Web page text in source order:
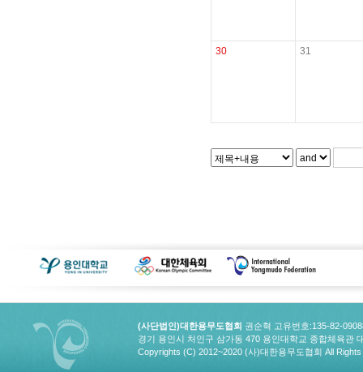
30 31
(사단법인)대한용무도협회 권순혁 고유번호:135-82-
경기 용인시 처인구 삼가동 470 용인대학교 종합체육관
Copyrights (C) 2012~2020 (사)대한용무도협회 All